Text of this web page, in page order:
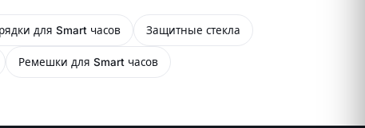
для Smart часов Защитные стекла
Ремешки для Smart часов